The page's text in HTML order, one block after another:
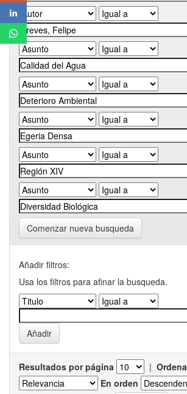
Comenzar nueva busqueda
Añadir filtros:
Usa los filtros para afinar la busqueda.
Resultados por página |
En orden